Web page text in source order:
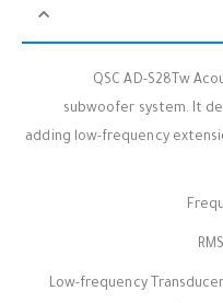
QSC AD-S28Tw
subwoofer system. It
adding low-frequency
Low-frequency